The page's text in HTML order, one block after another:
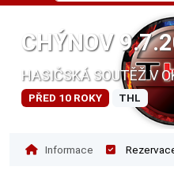
CHÝNOV
HASIČSKÁ SOUTĚŽ V
PŘED 10 ROKY THL
Informace